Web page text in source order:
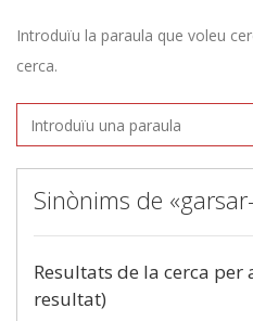
Introduïu la paraula que voleu
cerca.
Sinònims de
Resultats de la cerca per
resultat)